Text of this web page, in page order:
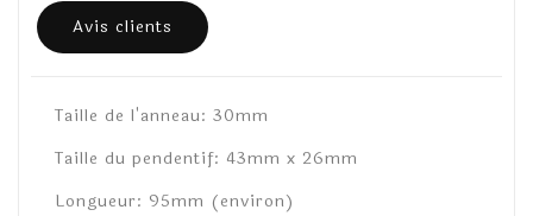
Avis clients
Taille de l'anneau: 30mm
Taille du pendentif: 43mm x 26mm
Longueur: 95mm (environ)